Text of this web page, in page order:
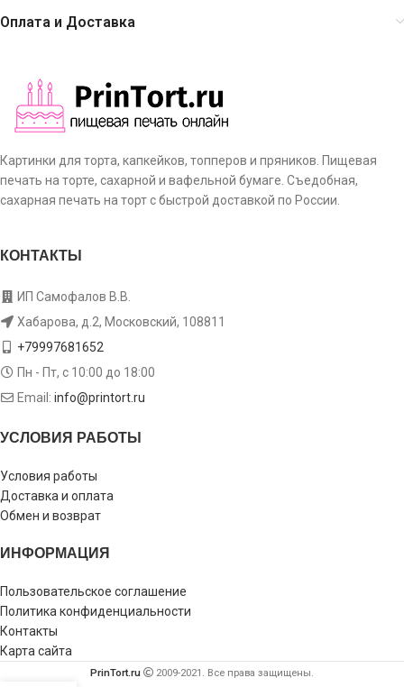
Оплата и Доставка
Картинки для торта, капкейков, топперов и пряников. Пищевая
печать на торте, сахарной и вафельной бумаге. Съедобная,
сахарная печать на торт с быстрой доставкой по России.
КОНТАКТЫ
ИП Самофалов В.В.
Хабарова, д.2, Московский, 108811
+79997681652
Пн - Пт, с 10:00 до 18:00
Email: info@printort.ru
УСЛОВИЯ РАБОТЫ
Условия работы
Доставка и оплата
Обмен и возврат
ИНФОРМАЦИЯ
Пользовательское соглашение
Политика конфиденциальности
Контакты
Карта сайта
PrinTort.ru 2009-2021. Все права защищены.